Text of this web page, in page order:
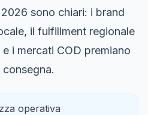
sono chiari: i brand
il fulfillment regionale
i mercati COD premiano
consegna.
operativa